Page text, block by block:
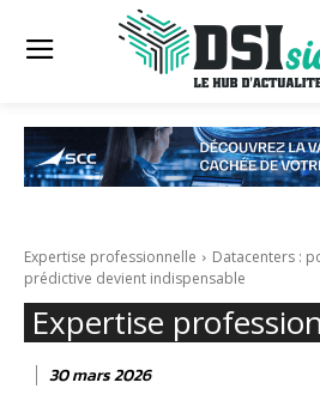
Expertise professionnelle
Datacenters :
prédictive devient indispensable
Expertise
30 mars 2026